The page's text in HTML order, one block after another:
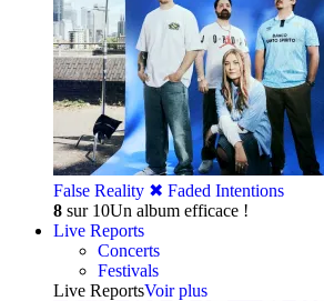
False Reality ✖︎ Faded Intentions
8 sur 10Un album efficace !
Live Reports
Concerts
Festivals
Live ReportsVoir plus